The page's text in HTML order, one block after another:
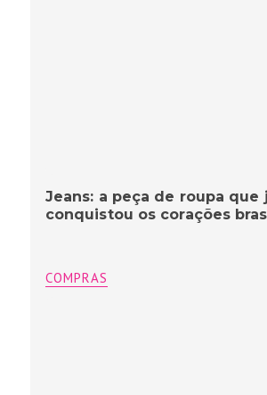
Jeans: a peça de roupa que
conquistou os corações
COMPRAS